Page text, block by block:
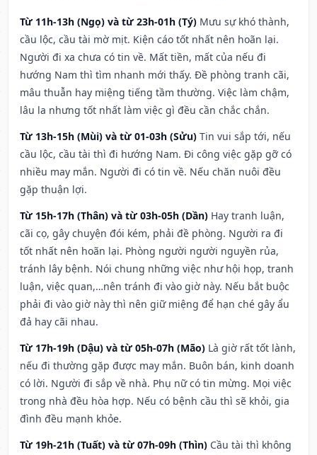
Từ 11h-13h (Ngọ) và từ 23h-01h (Tý) Mưu sự khó thành,
cầu lộc, cầu tài mờ mịt. Kiện cáo tốt nhất nên hoãn lại.
Người đi xa chưa có tin về. Mất tiền, mất của nếu đi
hướng Nam thì tìm nhanh mới thấy. Đề phòng tranh cãi,
mâu thuẫn hay miệng tiếng tầm thường. Việc làm chậm,
lâu la nhưng tốt nhất làm việc gì đều cần chắc chắn.
Từ 13h-15h (Mùi) và từ 01-03h (Sửu) Tin vui sắp tới, nếu
cầu lộc, cầu tài thì đi hướng Nam. Đi công việc gặp gỡ có
nhiều may mắn. Người đi có tin về. Nếu chăn nuôi đều
gặp thuận lợi.
Từ 15h-17h (Thân) và từ 03h-05h (Dần) Hay tranh luận,
cãi cọ, gây chuyện đói kém, phải đề phòng. Người ra đi
tốt nhất nên hoãn lại. Phòng người người nguyền rủa,
tránh lây bệnh. Nói chung những việc như hội họp, tranh
luận, việc quan,…nên tránh đi vào giờ này. Nếu bắt buộc
phải đi vào giờ này thì nên giữ miệng để hạn ché gây ẩu
đả hay cãi nhau.
Từ 17h-19h (Dậu) và từ 05h-07h (Mão) Là giờ rất tốt lành,
nếu đi thường gặp được may mắn. Buôn bán, kinh doanh
có lời. Người đi sắp về nhà. Phụ nữ có tin mừng. Mọi việc
trong nhà đều hòa hợp. Nếu có bệnh cầu thì sẽ khỏi, gia
đình đều mạnh khỏe.
Từ 19h-21h (Tuất) và từ 07h-09h (Thìn) Cầu tài thì không